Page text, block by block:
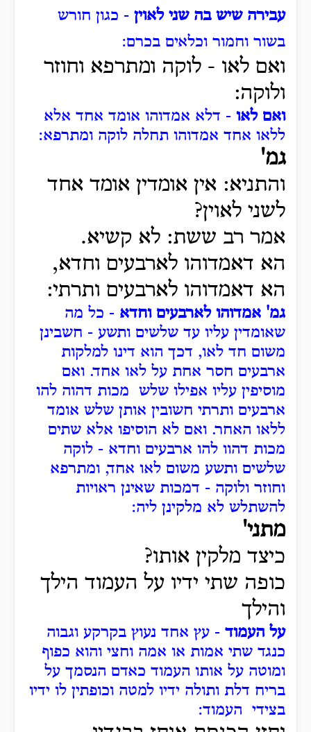
עבירה שיש בה שני לאוין - כגון חורש
בשור וחמור וכלאים בכרם:
ואם לאו - לוקה ומתרפא וחוזר
ולוקה:
ואם לאו - דלא אמדוהו אומד אחד אלא
ללאו אחד אמדוהו תחלה לוקה ומתרפא:
גמ'
והתניא: אין אומדין אומד אחד
לשני לאוין?
אמר רב ששת: לא קשיא.
הא דאמדוהו לארבעים וחדא,
הא דאמדוהו לארבעים ותרתי:
גמ' אמדוהו לארבעים וחדא - כל מה
שאומדין עליו עד שלשים ותשע - חשבינן
משום חד לאו, דכך הוא דינו למלקות
ארבעים חסר אחת על לאו אחד. ואם
מוסיפין עליו אפילו שלש מכות דהוה להו
ארבעים ותרתי חשובין אותן שלש אומד
ללאו האחר. ואם לא הוסיפו אלא שתים
מכות דהוו להו ארבעים וחדא - לוקה
שלשים ותשע משום לאו אחד, ומתרפא
וחוזר ולוקה - דמכות שאינן ראויות
להשתלש לא מלקינן ליה:
מתני'
כיצד מלקין אותו?
כופה שתי ידיו על העמוד הילך
והילך
על העמוד - עץ אחד נעוץ בקרקע וגבוה
כנגד שתי אמות או אמה וחצי והוא כפוף
ומוטה על אותו העמוד כאדם הנסמך על
בריח דלת ותולה ידיו למטה וכופתין לו ידיו
בצידי העמוד: